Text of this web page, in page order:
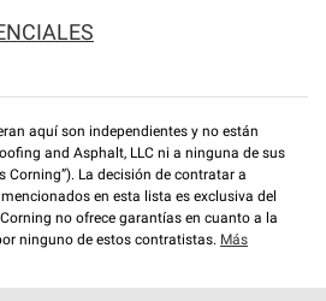
aquí son independientes y no están
and Asphalt, LLC ni a ninguna de sus
Corning”). La decisión de contratar a
en esta lista es exclusiva del
no ofrece garantías en cuanto a la
ninguno de estos contratistas. Más